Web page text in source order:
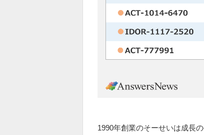
1990年創業のそーせいは成長